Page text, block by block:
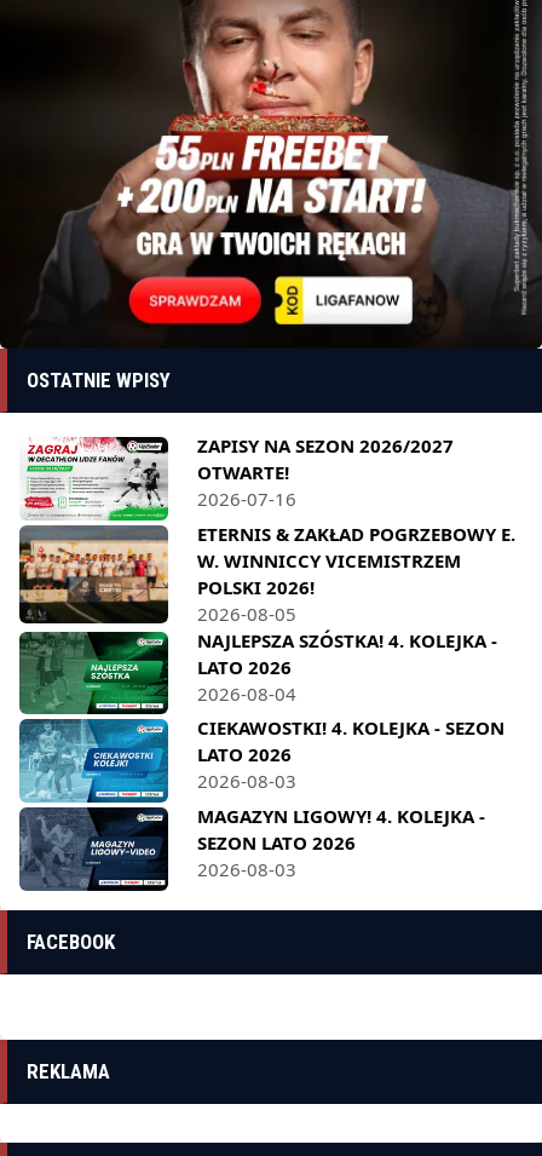
OSTATNIE WPISY
ZAPISY NA SEZON 2026/2027
OTWARTE!
2026-07-16
ETERNIS & ZAKŁAD POGRZEBOWY E.
W. WINNICCY VICEMISTRZEM
POLSKI 2026!
2026-08-05
NAJLEPSZA SZÓSTKA! 4. KOLEJKA -
LATO 2026
2026-08-04
CIEKAWOSTKI! 4. KOLEJKA - SEZON
LATO 2026
2026-08-03
MAGAZYN LIGOWY! 4. KOLEJKA -
SEZON LATO 2026
2026-08-03
FACEBOOK
REKLAMA